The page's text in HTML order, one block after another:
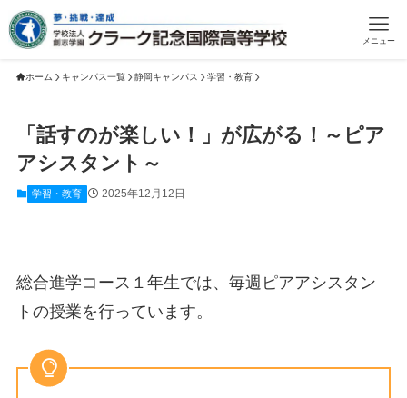
メニュー
ホーム キャンパス一覧 静岡キャンパス 学習・教育
「話すのが楽しい！」が広がる！～ピア
アシスタント～
学習・教育 2025年12月12日
総合進学コース１年生では、毎週ピアアシスタン
トの授業を行っています。